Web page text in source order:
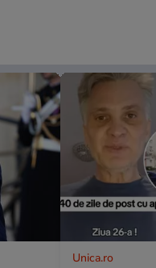
Unica.ro